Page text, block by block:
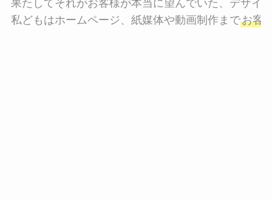
果たしてそれがお客様が本当に望んでいた、デザイ
私どもはホームページ、紙媒体や動画制作までお客